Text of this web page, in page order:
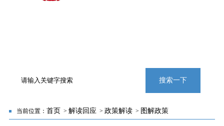
搜索一下
当前位置： 首页 > 解读回应> 政策解读> 图解政策